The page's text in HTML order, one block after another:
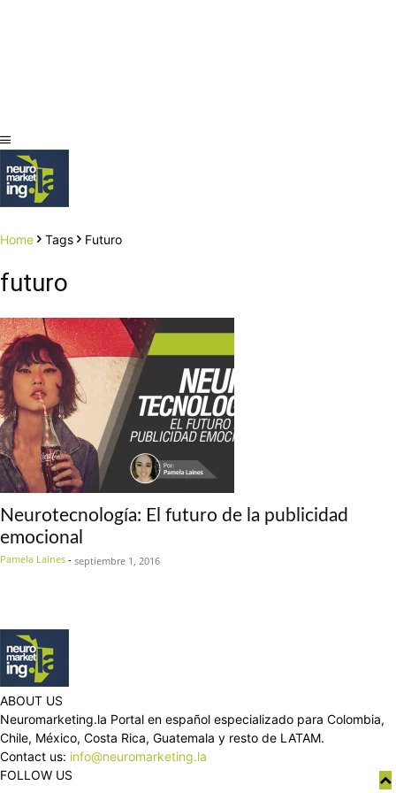
Home Tags Futuro
futuro
Neurotecnología: El futuro de la publicidad
emocional
Pamela Laines - septiembre 1, 2016
ABOUT US
Neuromarketing.la Portal en español especializado para Colombia,
Chile, México, Costa Rica, Guatemala y resto de LATAM.
Contact us: info@neuromarketing.la
FOLLOW US